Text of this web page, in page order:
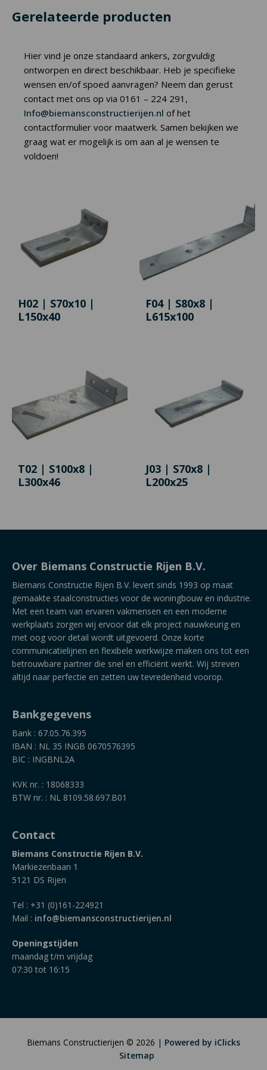
Gerelateerde producten
Hier vind je onze standaard ankers, zorgvuldig
ontworpen en direct beschikbaar. Heb je specifieke
wensen en/of spoed aanvragen? Neem dan gerust
contact met ons op via 0161 – 224 291,
Info@biemansconstructierijen.nl of het
contactformulier voor maatwerk. Samen bekijken we
graag wat er mogelijk is om aan al je wensen te
voldoen!
H02 | S70x10 |
L150x40
F04 | S80x8 |
L615x100
T02 | S100x8 |
L300x46
J03 | S70x8 |
L200x25
Over Biemans Constructie Rijen B.V.
Biemans Constructie Rijen B.V. levert sinds 1993 op maat
gemaakte staalconstructies voor de woningbouw en industrie.
Met een team van ervaren vakmensen en een moderne
werkplaats zorgen wij ervoor dat elk project nauwkeurig en
met oog voor detail wordt uitgevoerd. Onze korte
communicatielijnen en flexibele werkwijze maken ons tot een
betrouwbare partner die snel en efficiënt werkt. Wij streven
altijd naar perfectie en zetten uw tevredenheid voorop.
Bankgegevens
Bank : 67.05.76.395
IBAN : NL 35 INGB 0670576395
BIC : INGBNL2A
KVK nr. : 18068333
BTW nr. : NL 8109.58.697.B01
Contact
Biemans Constructie Rijen B.V.
Markiezenbaan 1
5121 DS Rijen
Tel : +31 (0)161-224921
Mail : info@biemansconstructierijen.nl
Openingstijden
maandag t/m vrijdag
07:30 tot 16:15
Biemans Constructierijen © 2026 | Powered by iClicks
Sitemap